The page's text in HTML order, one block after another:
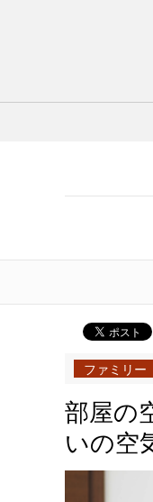
ファミリー
部屋の
いの空